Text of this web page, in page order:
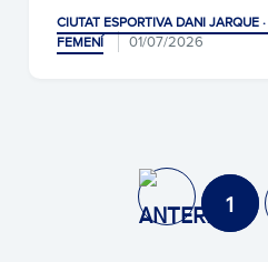
CIUTAT ESPORTIVA DANI JARQUE
FEMENÍ
01/07/2026
1